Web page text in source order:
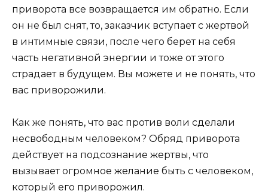
приворота все возвращается им обратно. Если
он не был снят, то, заказчик вступает с жертвой
в интимные связи, после чего берет на себя
часть негативной энергии и тоже от этого
страдает в будущем. Вы можете и не понять, что
вас приворожили.
Как же понять, что вас против воли сделали
несвободным человеком? Обряд приворота
действует на подсознание жертвы, что
вызывает огромное желание быть с человеком,
который его приворожил.